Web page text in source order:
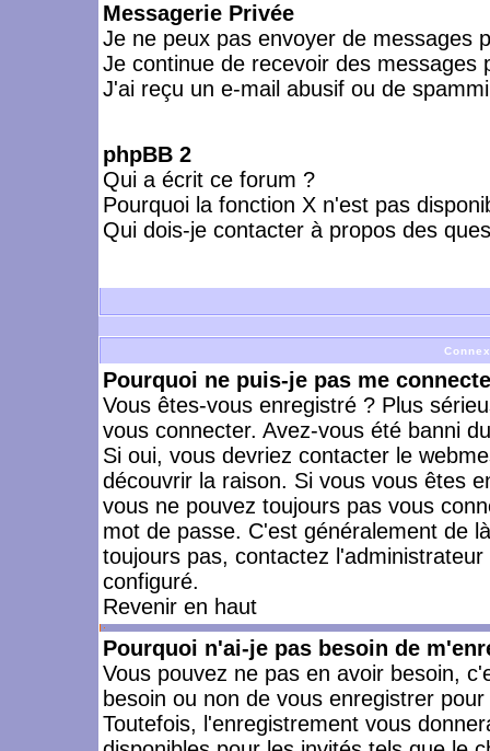
Messagerie Privée
Je ne peux pas envoyer de messages
Je continue de recevoir des messages
J'ai reçu un e-mail abusif ou de
phpBB 2
Qui a écrit ce forum ?
Pourquoi la fonction X n'est pas
Qui dois-je contacter à propos des
Pourquoi ne puis-je pas me
Vous êtes-vous enregistré ? Plus
vous connecter. Avez-vous été banni
Si oui, vous devriez contacter le
découvrir la raison. Si vous vous êtes
vous ne pouvez toujours pas vous
mot de passe. C'est généralement de
toujours pas, contactez
configuré.
Revenir en haut
Pourquoi n'ai-je pas besoin de
Vous pouvez ne pas en avoir besoin,
besoin ou non de vous enregistrer
Toutefois, l'enregistrement vous